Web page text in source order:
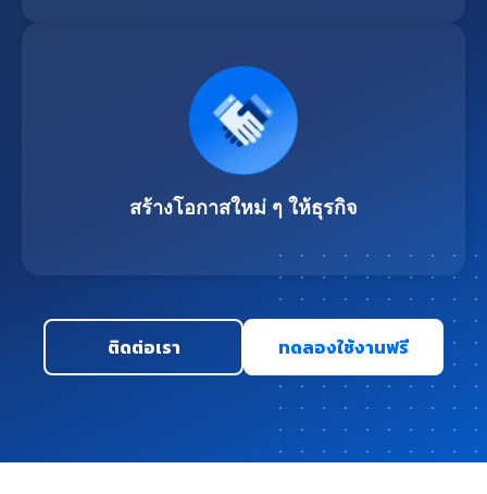
สร้างโอกาสใหม่ ๆ ให้ธุรกิจ
ติดต่อเรา ทดลองใช้งานฟรี